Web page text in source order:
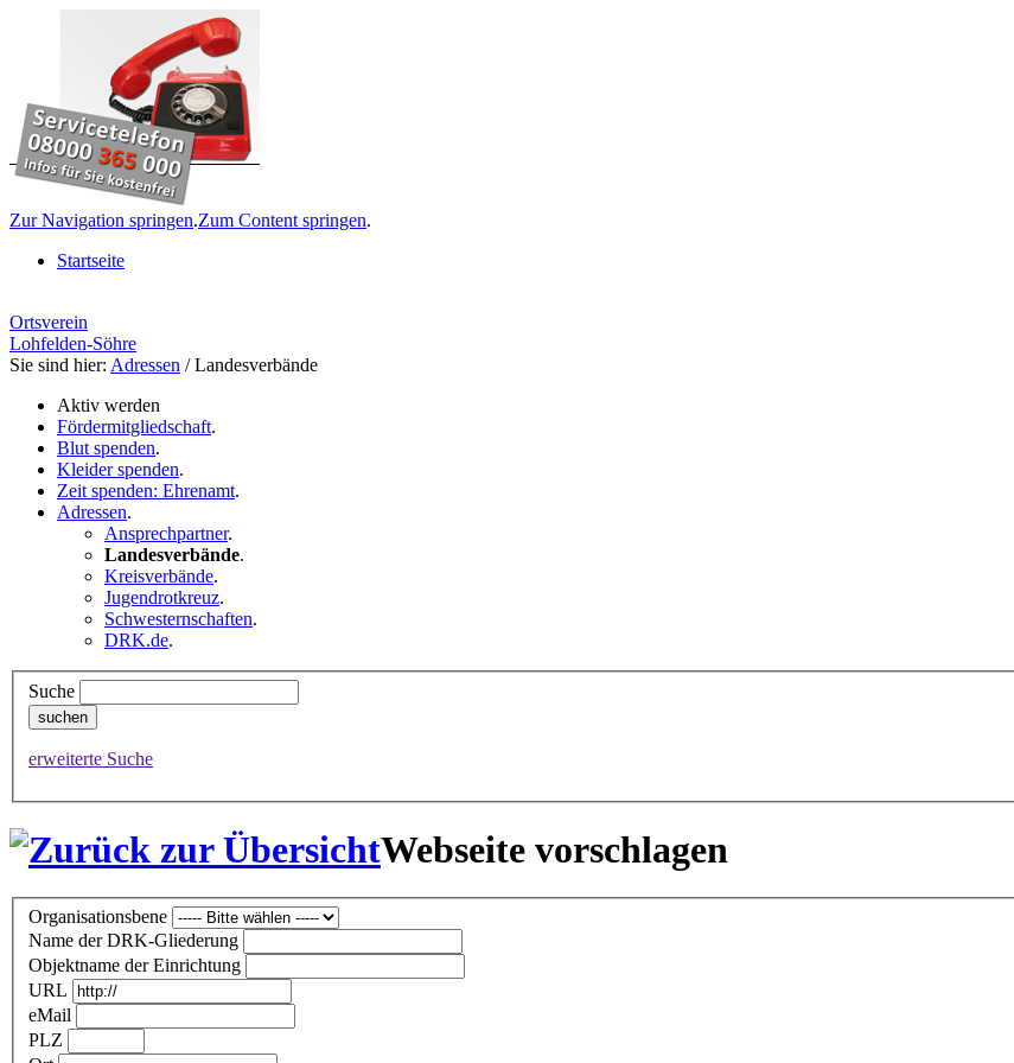
Zur Navigation springen.Zum Content springen.
Startseite
Ortsverein
Lohfelden-Söhre
Sie sind hier: Adressen / Landesverbände
Aktiv werden
Fördermitgliedschaft.
Blut spenden.
Kleider spenden.
Zeit spenden: Ehrenamt.
Adressen.
Ansprechpartner.
Landesverbände.
Kreisverbände.
Jugendrotkreuz.
Schwesternschaften.
DRK.de.
Suche
erweiterte Suche
Webseite vorschlagen
Organisationsbene
Name der DRK-Gliederung
Objektname der Einrichtung
URL
eMail
PLZ